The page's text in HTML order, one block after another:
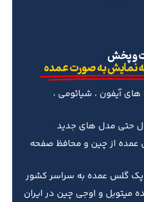
و پخش
به صورت عمده
آیفون ، شیائومی ،
عمده از چین و محافظ صفحه
گلس عمده به سراسر کشور
میتوبل و اوجی چین در ایران